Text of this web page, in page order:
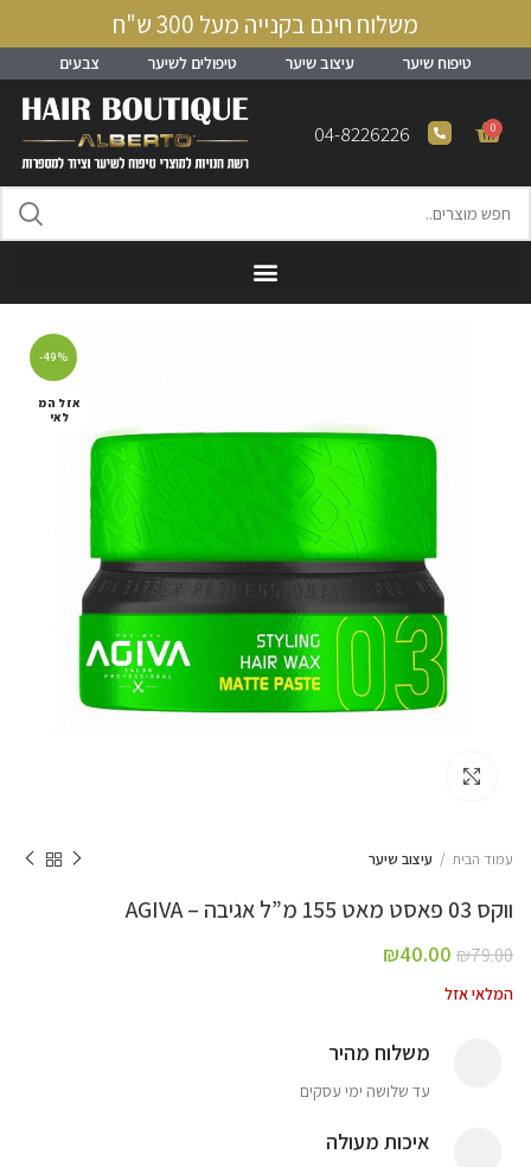
משלוח חינם בקנייה מעל 300 ש"ח
טיפוח שיער עיצוב שיער טיפולים לשיער צבעים
0
04-8226226
-49%
אזל המ
לאי
עמוד הבית עיצוב שיער
ווקס 03 פאסט מאט 155 מ”ל אגיבה – AGIVA
₪79.00
₪40.00
המלאי אזל
משלוח מהיר
עד שלושה ימי עסקים
איכות מעולה